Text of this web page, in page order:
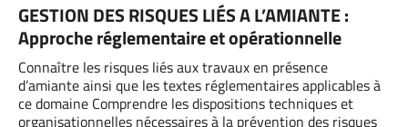
GESTION DES RISQUES LIÉS A L’AMIANTE :
Approche réglementaire et opérationnelle
Connaître les risques liés aux travaux en présence
d’amiante ainsi que les textes réglementaires applicables à
ce domaine Comprendre les dispositions techniques et
organisationnelles nécessaires à la prévention des risques